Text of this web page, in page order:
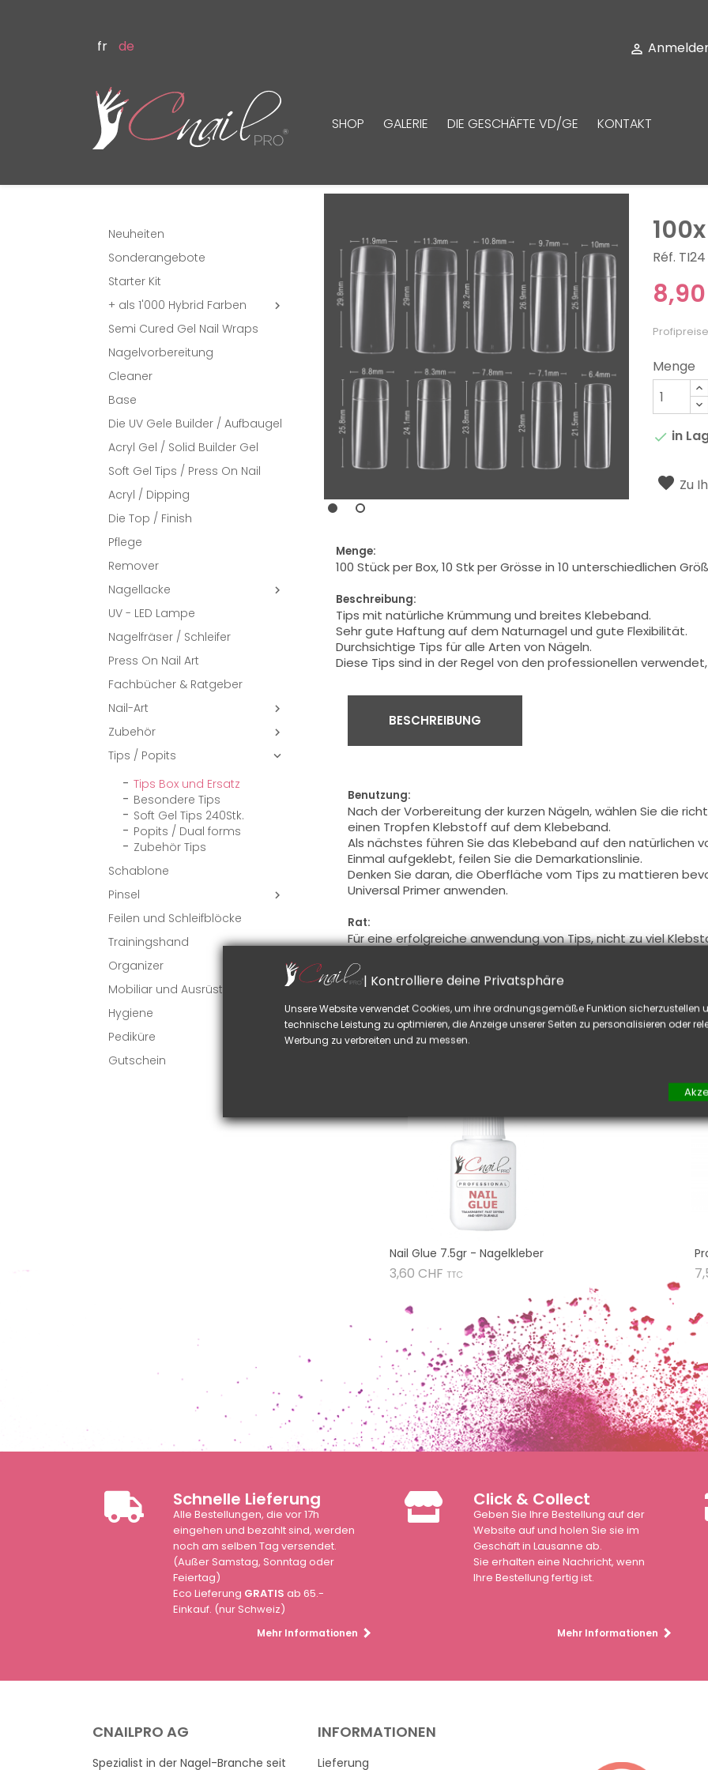
fr de 
SHOP GALERIE DIE GESCHÄFTE VD/GE KONTAKT
Neuheiten
Sonderangebote
Starter Kit
+ als 1'000 Hybrid Farben

Semi Cured Gel Nail Wraps
Nagelvorbereitung
Cleaner
Base
Die UV Gele Builder / Aufbaugel
Acryl Gel / Solid Builder Gel
Soft Gel Tips / Press On Nail
Acryl / Dipping
Die Top / Finish
Pflege
Remover
Nagellacke

UV - LED Lampe
Nagelfräser / Schleifer
Press On Nail Art
Fachbücher & Ratgeber
Nail-Art

Zubehör 
Tips / Popits 
Tips Box und Ersatz
Besondere Tips
Soft Gel Tips 240Stk.
Popits / Dual forms
Zubehör Tips
Schablone
Pinsel

Feilen und Schleifblöcke
Trainingshand
Organizer
Mobiliar und Ausrüstung
Hygiene
Pediküre
Gutschein
Réf. TI24
Menge
 in
Zu
Menge:
100 Stück per Box, 10 Stk per Grösse in 10 unterschiedlichen
Beschreibung:
Tips mit natürliche Krümmung und breites Klebeband.
Sehr gute Haftung auf dem Naturnagel und gute Flexibilität.
Durchsichtige Tips für alle Arten von Nägeln.
Diese Tips sind in der Regel von den professionellen verwendet,
BESCHREIBUNG
Benutzung:
Nach der Vorbereitung der kurzen Nägeln, wählen Sie die
einen Tropfen Klebstoff auf dem Klebeband.
Als nächstes führen Sie das Klebeband auf den natürlichen
Einmal aufgeklebt, feilen Sie die Demarkationslinie.
Denken Sie daran, die Oberfläche vom Tips zu mattieren be
Universal Primer anwenden.
Rat:
Für eine erfolgreicheanwendungvonTips,nichtzu viel
VIELLEICHT GEFÄLLT IHNEN AUCH
Nail Glue 7.5gr - Nagelkleber
3,60 CHF Preis
TTC
Schnelle Lieferung
Alle Bestellungen, die vor 17h
eingehen und bezahlt sind, werden
noch am selben Tag versendet.
(Außer Samstag, Sonntag oder
Feiertag)
Eco Lieferung GRATIS ab 65.-
Einkauf. (nur Schweiz)
Mehr Informationen
Click & Collect
Geben Sie Ihre Bestellung auf der
Website auf und holen Sie sie im
Geschäft in Lausanne ab.
Sie erhalten eine Nachricht, wenn
Ihre Bestellung fertig ist.
Mehr Informationen
CNAILPRO AG
Spezialist in der Nagel-Branche seit
INFORMATIONEN
Lieferung
| Kontrolliere deine Privatsphäre
Unsere Website verwendet Cookies, um ihre ordnungsgemäße Funktion sicherzustellen
technische Leistung zu optimieren, die Anzeige unserer Seiten zu personalisieren oder
Werbung zu verbreiten und zu messen.